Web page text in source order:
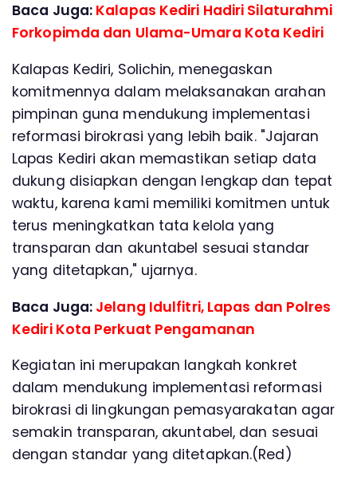
Baca Juga: Kalapas Kediri Hadiri Silaturahmi
Forkopimda dan Ulama-Umara Kota Kediri
Kalapas Kediri, Solichin, menegaskan
komitmennya dalam melaksanakan arahan
pimpinan guna mendukung implementasi
reformasi birokrasi yang lebih baik. "Jajaran
Lapas Kediri akan memastikan setiap data
dukung disiapkan dengan lengkap dan tepat
waktu, karena kami memiliki komitmen untuk
terus meningkatkan tata kelola yang
transparan dan akuntabel sesuai standar
yang ditetapkan," ujarnya.
Baca Juga: Jelang Idulfitri, Lapas dan Polres
Kediri Kota Perkuat Pengamanan
Kegiatan ini merupakan langkah konkret
dalam mendukung implementasi reformasi
birokrasi di lingkungan pemasyarakatan agar
semakin transparan, akuntabel, dan sesuai
dengan standar yang ditetapkan.(Red)